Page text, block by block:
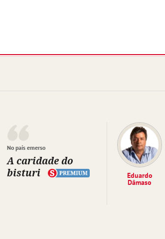
No país emerso
A caridade do
bisturi
Eduardo
Dâmaso